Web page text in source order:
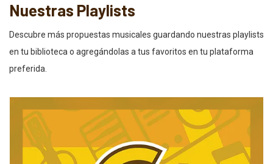
Nuestras Playlists
Descubre más propuestas musicales guardando nuestras playlists
en tu biblioteca o agregándolas a tus favoritos en tu plataforma
preferida.